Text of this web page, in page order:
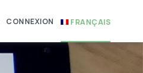
CONNEXION FRANÇAIS